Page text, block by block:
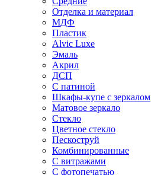
Отделка и материал
МДФ
Пластик
Alvic Luxe
Эмаль
Акрил
ДСП
С патиной
Шкафы-купе с зеркалом
Матовое зеркало
Стекло
Цветное стекло
Пескоструй
Комбинированные
С витражами
С фотопечатью